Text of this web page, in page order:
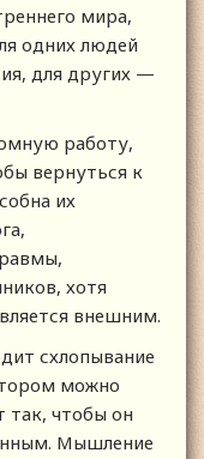
мира,
одних людей
для других —
работу,
вернуться к
их
хотя
внешним.
схлопывание
можно
так, чтобы он
Мышление